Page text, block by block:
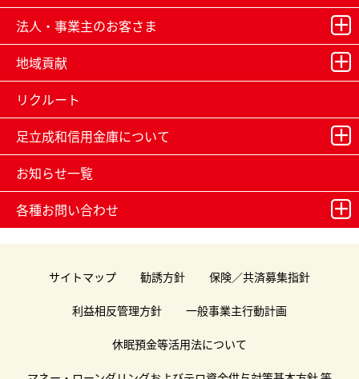
法人・事業主のお客さま
地域貢献
リクルート
足立成和信用金庫について
お知らせ一覧
各種お問い合わせ
サイトマップ 勧誘方針 保険／共済募集指針
利益相反管理方針 一般事業主行動計画
休眠預金等活用法について